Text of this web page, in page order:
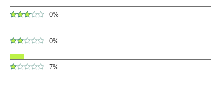
0%
0%
7%